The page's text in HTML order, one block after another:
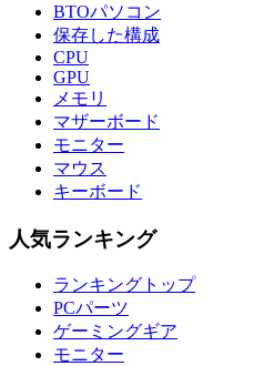
BTOパソコン
保存した構成
CPU
GPU
メモリ
マザーボード
モニター
マウス
キーボード
人気ランキング
ランキングトップ
PCパーツ
ゲーミングギア
モニター